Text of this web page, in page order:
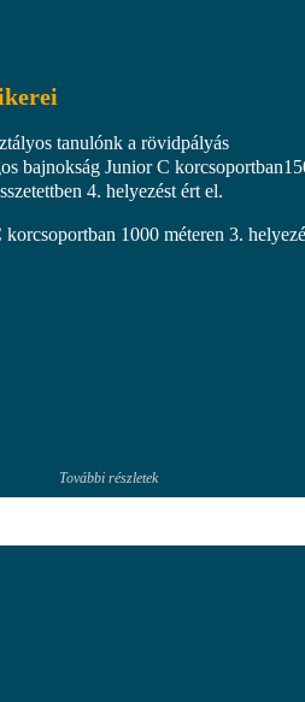
tanulónk a rövidpályás
bajnokság Junior C
4. helyezést ért el.
1000 méteren 3.
További részletek